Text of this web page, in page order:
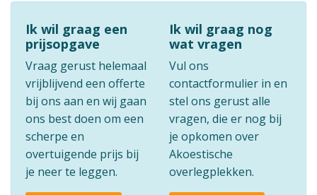
Ik wil graag een
prijsopgave
Vraag gerust helemaal
vrijblijvend een offerte
bij ons aan en wij gaan
ons best doen om een
scherpe en
overtuigende prijs bij
je neer te leggen.
Ik wil graag nog
wat vragen
Vul ons
contactformulier in en
stel ons gerust alle
vragen, die er nog bij
je opkomen over
Akoestische
overlegplekken.